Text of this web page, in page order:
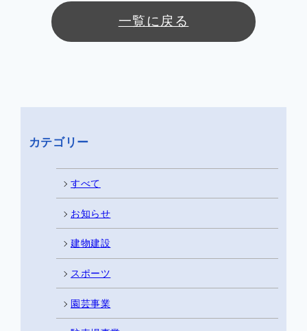
一覧に戻る
カテゴリー
すべて
お知らせ
建物建設
スポーツ
園芸事業